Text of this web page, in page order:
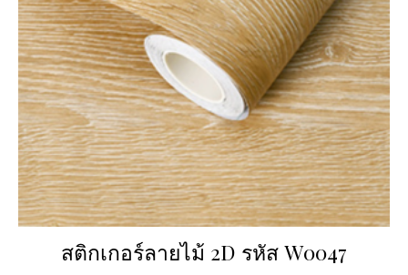
สติกเกอร์ลายไม้ 2D รหัส W0047